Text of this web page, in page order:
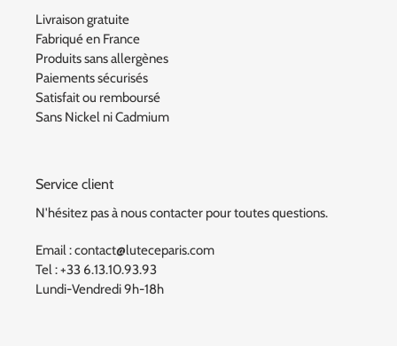
Livraison gratuite
Fabriqué en France
Produits sans allergènes
Paiements sécurisés
Satisfait ou remboursé
Sans Nickel ni Cadmium
Service client
N'hésitez pas à nous contacter pour toutes questions.
Email : contact@luteceparis.com
Tel : +33 6.13.10.93.93
Lundi-Vendredi 9h-18h